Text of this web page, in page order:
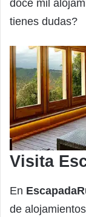
doce mil
tienes dudas?
Visita
En
de